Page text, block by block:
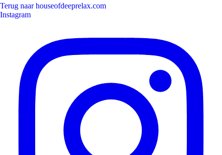
Terug naar houseofdeeprelax.com
Instagram